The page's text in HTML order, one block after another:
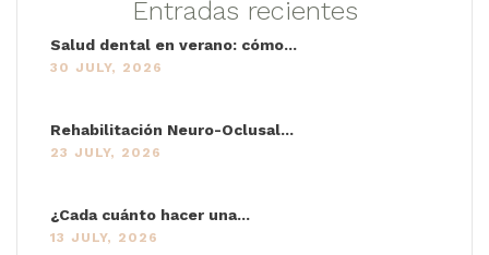
Entradas recientes
Salud dental en verano: cómo...
30 JULY, 2026
Rehabilitación Neuro-Oclusal...
23 JULY, 2026
¿Cada cuánto hacer una...
13 JULY, 2026